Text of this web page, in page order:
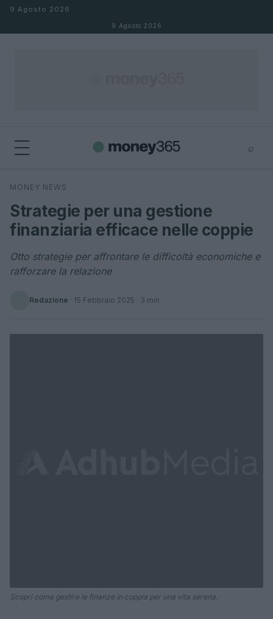
Salta al contenuto
9 Agosto 2026
9 Agosto 2026
⌕
Cerca
MONEY NEWS
Strategie per una gestione
finanziaria efficace nelle coppie
Otto strategie per affrontare le difficoltà economiche e
rafforzare la relazione
Redazione · 15 Febbraio 2025 · 3 min
Scopri come gestire le finanze in coppia per una vita serena.